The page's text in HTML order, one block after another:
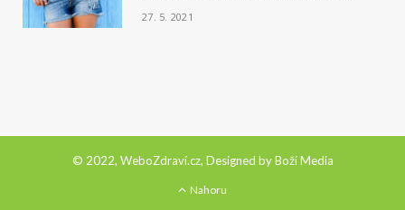
27. 5. 2021
© 2022, WeboZdraví.cz, Designed byBoží Media
Nahoru